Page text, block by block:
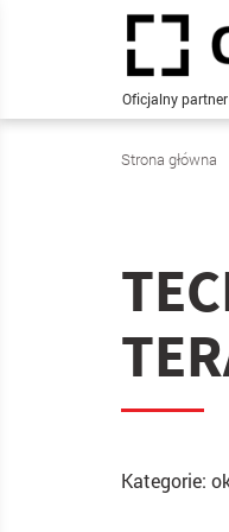
Oficjalny
Strona główna
Kategorie: